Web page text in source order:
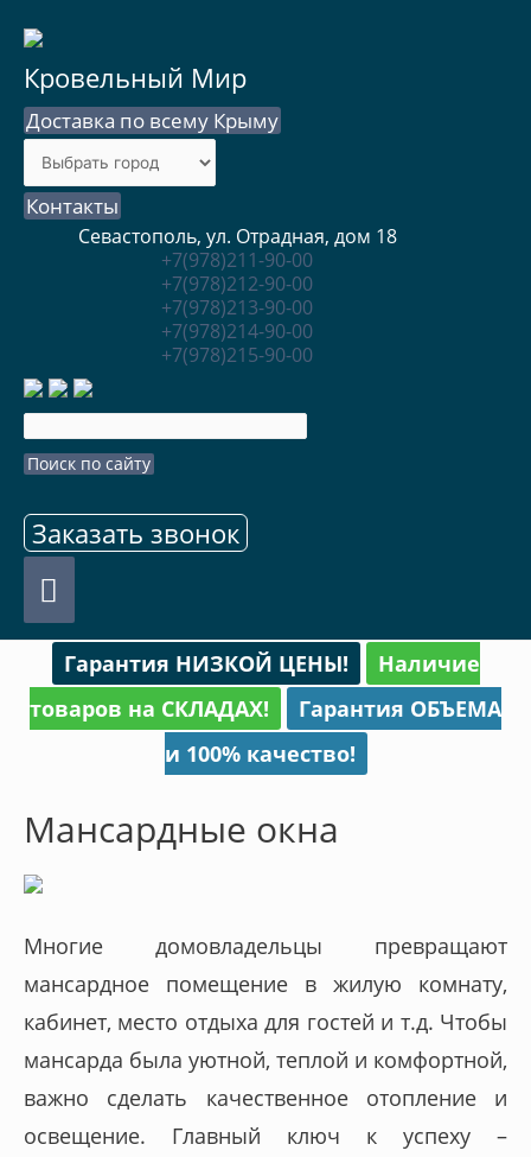
Кровельный Мир
Доставка по всему Крыму
Контакты
Севастополь, ул. Отрадная, дом 18
+7(978)211-90-00
+7(978)212-90-00
+7(978)213-90-00
+7(978)214-90-00
+7(978)215-90-00
Заказать звонок
Главное
меню
Гарантия НИЗКОЙ ЦЕНЫ!
Наличие
товаров на СКЛАДАХ!
Гарантия ОБЪЕМА
и 100% качество!
Мансардные окна
Многие домовладельцы превращают
мансардное помещение в жилую комнату,
кабинет, место отдыха для гостей и т.д. Чтобы
мансарда была уютной, теплой и комфортной,
важно сделать качественное отопление и
освещение. Главный ключ к успеху –